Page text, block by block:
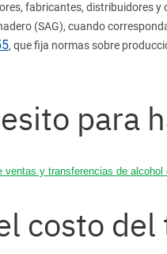
fabricantes, distribuidores
(SAG), cuando
, que fija normas sobre
para
ventas y transferencias de alcohol
costo